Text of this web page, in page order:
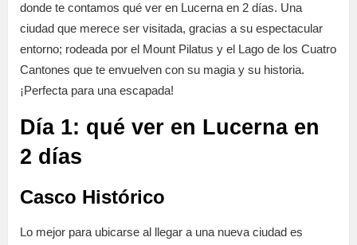
donde te contamos qué ver en Lucerna en 2 días. Una
ciudad que merece ser visitada, gracias a su espectacular
entorno; rodeada por el Mount Pilatus y el Lago de los Cuatro
Cantones que te envuelven con su magia y su historia.
¡Perfecta para una escapada!
Día 1: qué ver en Lucerna en
2 días
Casco Histórico
Lo mejor para ubicarse al llegar a una nueva ciudad es